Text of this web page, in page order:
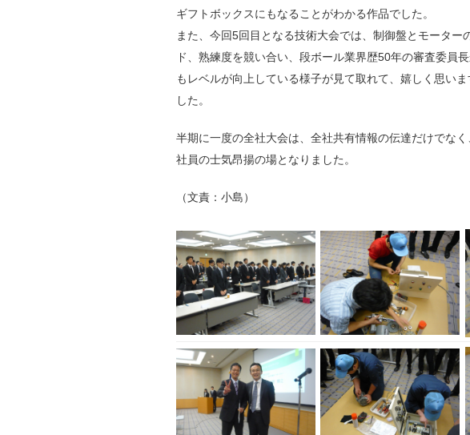
ギフトボックスにもなることがわかる作品でした。
また、今回5回目となる技術大会では、制御盤とモーター
ド、熟練度を競い合い、段ボール業界歴50年の審査委員
もレベルが向上している様子が見て取れて、嬉しく思い
した。
半期に一度の全社大会は、全社共有情報の伝達だけでなく
社員の士気昂揚の場となりました。
（文責：小島）